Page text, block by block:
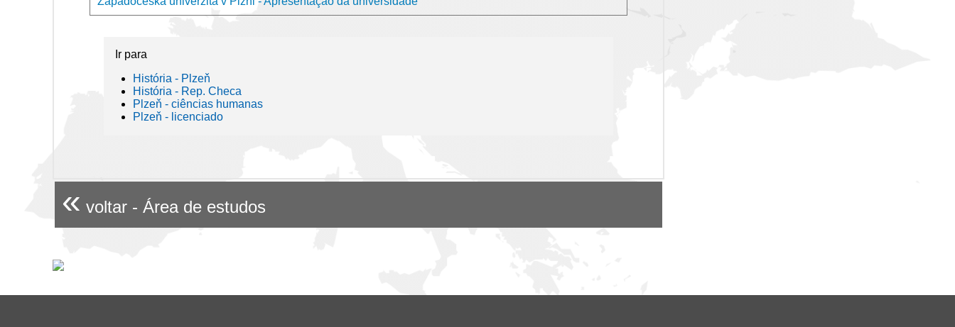
Ir para
História - Plzeň
História - Rep. Checa
Plzeň - ciências humanas
Plzeň - licenciado
« voltar - Área de estudos